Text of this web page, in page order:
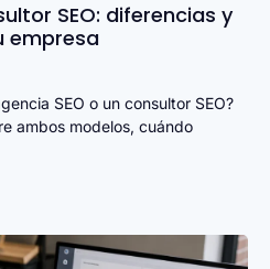
SEO: diferencias y
empresa
SEO o un consultor SEO?
ambos modelos, cuándo